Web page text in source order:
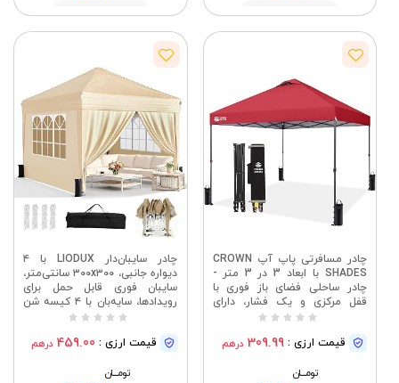
مشاهده
مشاهده
چادر مسافرتی پاپ آپ CROWN
SHADES با ابعاد 3 در 3 متر -
چادر ساحلی فضای باز فوری با
قفل مرکزی و یک فشار، دارای
قیمت ارزی : 309.99 درهم
تومــــــان
چادر سایبان‌دار LIODUX با ۴
دیواره جانبی، ۳۰۰x۳۰۰ سانتی‌متر،
سایبان فوری قابل حمل برای
رویدادها، سایه‌بان با ۴ کیسه شن
خالی، آلاچیق تاشو ضد آب برای
خلوت (خاکی)
قیمت ارزی : 459.00 درهم
تومــــــان